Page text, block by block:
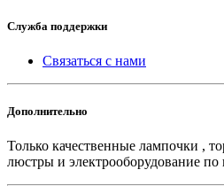
Служба поддержки
Связаться с нами
Дополнительно
Только качественные лампочки ,
люстры и электрооборудование по